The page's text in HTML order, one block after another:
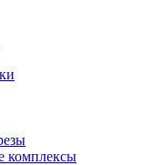
комплексы